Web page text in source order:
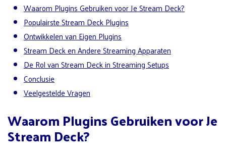
Waarom Plugins Gebruiken voor Je Stream Deck?
Populairste Stream Deck Plugins
Ontwikkelen van Eigen Plugins
Stream Deck en Andere Streaming Apparaten
De Rol van Stream Deck in Streaming Setups
Conclusie
Veelgestelde Vragen
Waarom Plugins Gebruiken voor Je
Stream Deck?